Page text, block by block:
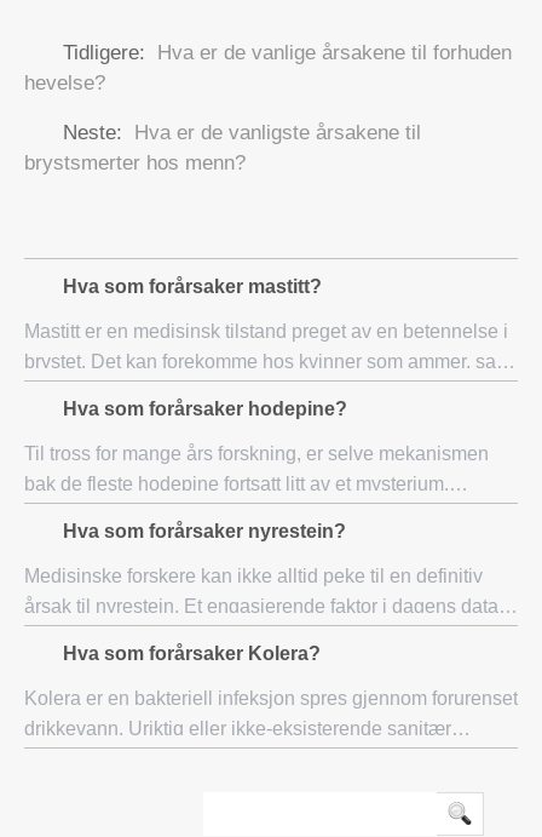
Tidligere:
Hva er de vanlige årsakene til forhuden
hevelse?
Neste:
Hva er de vanligste årsakene til
brystsmerter hos menn?
Hva som forårsaker mastitt?
Mastitt er en medisinsk tilstand preget av en betennelse i
brystet. Det kan forekomme hos kvinner som ammer, samt
kvinner, er mastitt vanligvis
Hva som forårsaker hodepine?
Til tross for mange års forskning, er selve mekanismen
bak de fleste hodepine fortsatt litt av et mysterium.
begrensning av blodårer eller innst
Hva som forårsaker nyrestein?
Medisinske forskere kan ikke alltid peke til en definitiv
årsak til nyrestein. Et engasjerende faktor i dagens data
steinene er økende. Data
Hva som forårsaker Kolera?
Kolera er en bakteriell infeksjon spres gjennom forurenset
drikkevann. Uriktig eller ikke-eksisterende sanitær